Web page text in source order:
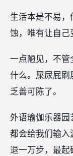
生活本是不易
蚀，唯有让自己
一点陋见，不管
什么。屎尿屁刷
乏善可陈了。
外语瑜伽乐器园
都会给我们输入
退一万步，最起